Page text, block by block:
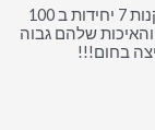
אני רוצה להגיד פשוט ואוו!! לא להאמין שאפשר לקנות 7 יחידות ב 100
מוצר ב 65 שח ליחידה והאיכות שלהם גבוה
בחום!!!